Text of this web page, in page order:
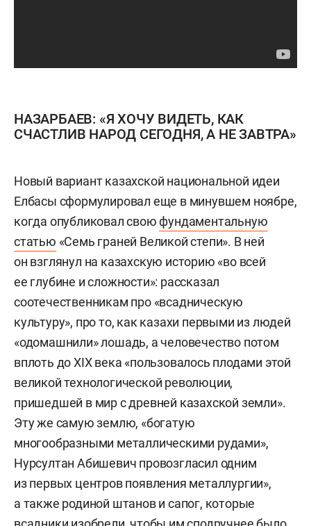
НАЗАРБАЕВ: «Я ХОЧУ ВИДЕТЬ, КАК
СЧАСТЛИВ НАРОД СЕГОДНЯ, А НЕ ЗАВТРА»
Новый вариант казахской национальной идеи
Елбасы сформулировал еще в минувшем ноябре,
когда опубликовал свою фундаментальную
статью «Семь граней Великой степи». В ней
он взглянул на казахскую историю «во всей
ее глубине и сложности»: рассказал
соотечественникам про «всадническую
культуру», про то, как казахи первыми из людей
«одомашнили» лошадь, а человечество потом
вплоть до XIX века «пользовалось плодами этой
великой технологической революции,
пришедшей в мир с древней казахской земли».
Эту же самую землю, «богатую
многообразными металлическими рудами»,
Нурсултан Абишевич провозгласил одним
из первых центров появления металлургии»,
а также родиной штанов и сапог, которые